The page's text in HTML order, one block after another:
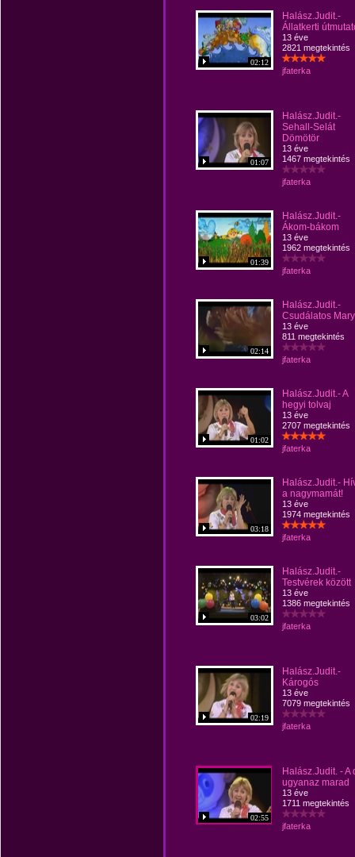
02:12
Halász.Judit.-
Állatkerti
13 éve
2821 megtekintés
jfaterka
01:07
Halász.Judit.-
Sehall-Selát
Dömötör
13 éve
1467 megtekintés
jfaterka
01:39
Halász.Judit.-
Ákom-bákom
13 éve
1962 megtekintés
jfaterka
02:14
Halász.Judit.-
Csudálatos Mary
13 éve
811 megtekintés
jfaterka
01:02
Halász.Judit.- A
hegyi tolvaj
13 éve
2707 megtekintés
jfaterka
03:18
Halász.Judit.-
a nagymamát!
13 éve
1974 megtekintés
jfaterka
03:02
Halász.Judit.-
Testvérek között
13 éve
1386 megtekintés
jfaterka
02:19
Halász.Judit.-
Károgós
13 éve
7079 megtekintés
jfaterka
02:55
Halász.Judit. - A
ugyanaz marad
13 éve
1711 megtekintés
jfaterka